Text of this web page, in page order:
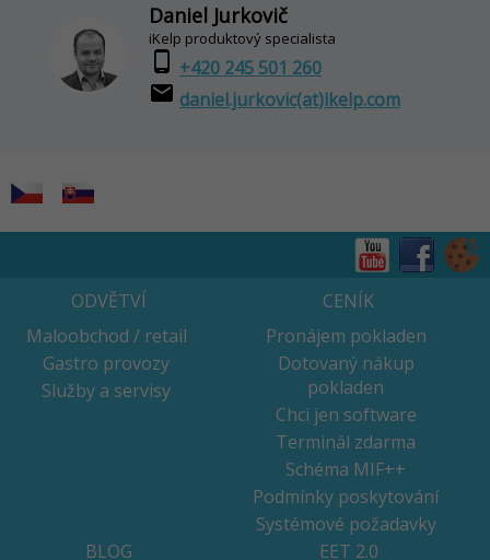
Daniel Jurkovič
iKelp produktový specialista
phone_android +420 245 501 260
email daniel.jurkovic(at)ikelp.com
ODVĚTVÍ
Maloobchod / retail
Gastro provozy
Služby a servisy
CENÍK
Pronájem pokladen
Dotovaný nákup
pokladen
Chci jen software
Terminál zdarma
Schéma MIF++
Podmínky poskytování
Systémové požadavky
BLOG
EET 2.0